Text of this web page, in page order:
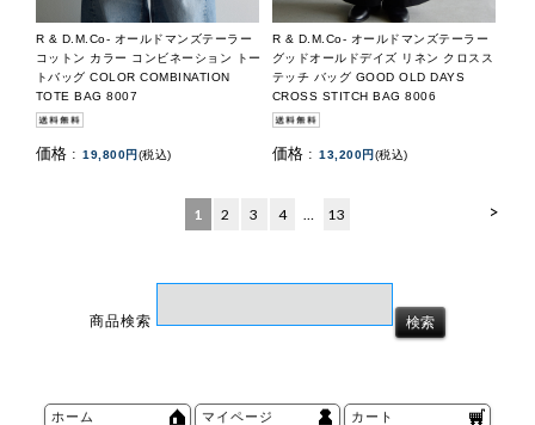
R & D.M.Co- オールドマンズテーラー
コットン カラー コンビネーション トー
トバッグ COLOR COMBINATION
TOTE BAG 8007
価格 : 19,800円 (税込)
R & D.M.Co- オールドマンズテーラー
グッドオールドデイズ リネン クロスス
テッチ バッグ GOOD OLD DAYS
CROSS STITCH BAG 8006
価格 : 13,200円 (税込)
>
1 2 3 4 … 13
商品検索
ホーム マイページ カート